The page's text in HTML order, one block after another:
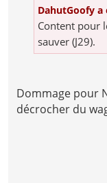
DahutGoofy a
Content pour
sauver (J29).
Dommage pour
décrocher du